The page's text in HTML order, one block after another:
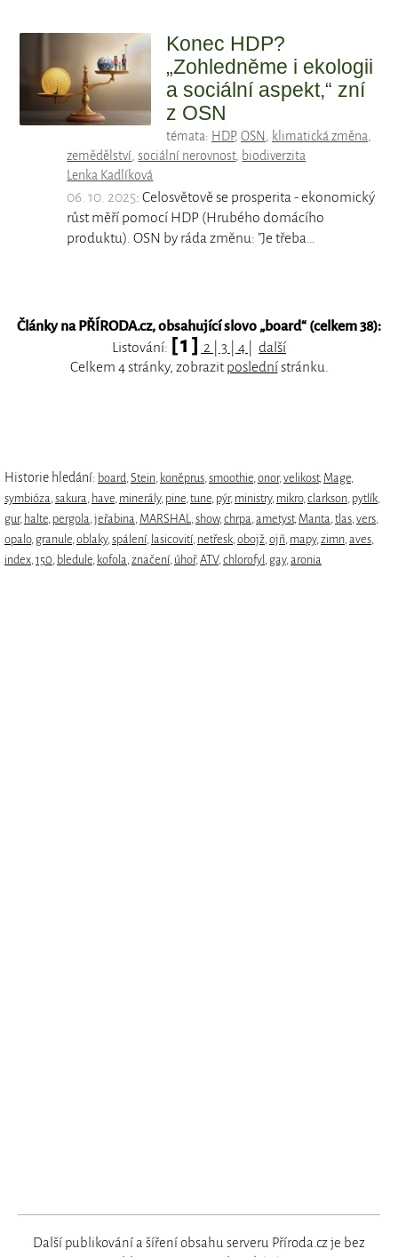
Konec HDP?
„Zohledněme i ekologii
a sociální aspekt,“ zní
z OSN
témata: HDP, OSN, klimatická změna,
zemědělství,sociální nerovnost, biodiverzita
Lenka Kadlíková
06. 10. 2025: Celosvětově se prosperita - ekonomický
růst měří pomocí HDP (Hrubého domácího
produktu). OSN by ráda změnu: "Je třeba…
Články na PŘÍRODA.cz, obsahující slovo „board“ (celkem 38):
Listování: [ 1 ] 2 3 4
další
Celkem 4 stránky, zobrazitposlednístránku.
Historie hledání: board,Stein, koněprus,smoothie,onor,velikost, Mage,
symbióza,sakura, have, minerály, pine,tune, pýr, ministry, mikro,clarkson, pytlík,
gur, halte, pergola,jeřabina, MARSHAL,show,chrpa,ametyst, Manta,tlas,vers,
opalo, granule,oblaky,spálení, lasicovití, netřesk,obojž,ojñ, mapy,zimn,aves,
index,150, bledule, kofola,značení, úhoř,ATV,chlorofyl , gay,aronia
Další publikování a šíření obsahu serveru Příroda.cz je bez